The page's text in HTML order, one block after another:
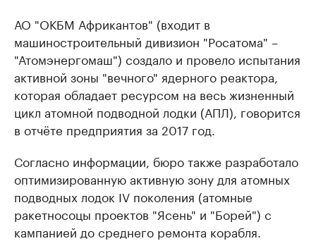
АО "ОКБМ Африкантов" (входит в
машиностроительный дивизион "Росатома" –
"Атомэнергомаш") создало и провело испытания
​активной зоны "вечного" ядерного реактора,
которая обладает ресурсом на весь жизненный
цикл атомной подводной лодки (АПЛ), говорится
в отчёте предприятия за 2017 год.
Согласно информации, бюро также разработало ​
оптимизированную активную зону для атомных
подводных лодок IV поколения (атомные
ракетносоцы проектов "Ясень" и "Борей") с
кампанией до среднего ремонта корабля.